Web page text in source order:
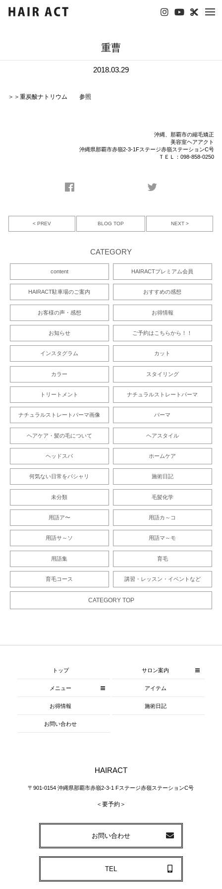
重曹
2018.03.29
＞＞重炭酸ナトリウム 参照
沖縄、那覇市の縮毛矯正
美容室ヘアアクト
沖縄県那覇市赤嶺2-3-1Fステージ赤嶺ステーションC号
ＴＥＬ：098-858-0250
< PREV BLOG TOP NEXT >
CATEGORY
content HAIRACTプレミアム会員
HAIRACT駐車場のご案内 おすすめの感想
お客様の声・感想 お得情報
お知らせ ご予約はこちらから！！
インスタグラム カット
カラー スタイリング
トリートメント ナチュラルストレートパーマ
ナチュラルストレートパーマ画像 パーマ
ヘアケア・髪の毛について ヘアスタイル
ヘッドスパ ホームケア
何気ない日常をパシャリ 施術日記
未分類 毛髪化学
用語ア〜 用語カ～コ
用語サ～ソ 用語マ～モ
用語集 育毛
育毛コース 講習・レッスン・イベントなど
CATEGORY TOP
トップ サロン案内
メニュー アイテム
お得情報 施術日記
お問い合わせ
HAIRACT
〒901-0154 沖縄県那覇市赤嶺2-3-1 Fステージ赤嶺ステーションC号
＜要予約＞
お問い合わせ
TEL